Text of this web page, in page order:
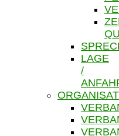
LAGE
/